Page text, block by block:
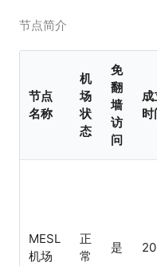
节点简介
节点
名称
机
场
状
态
免
翻
墙
访
问
成
时
MESL
机场
正
常
是